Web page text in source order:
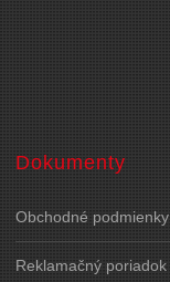
Dokumenty
Obchodné podmienky
Reklamačný poriadok